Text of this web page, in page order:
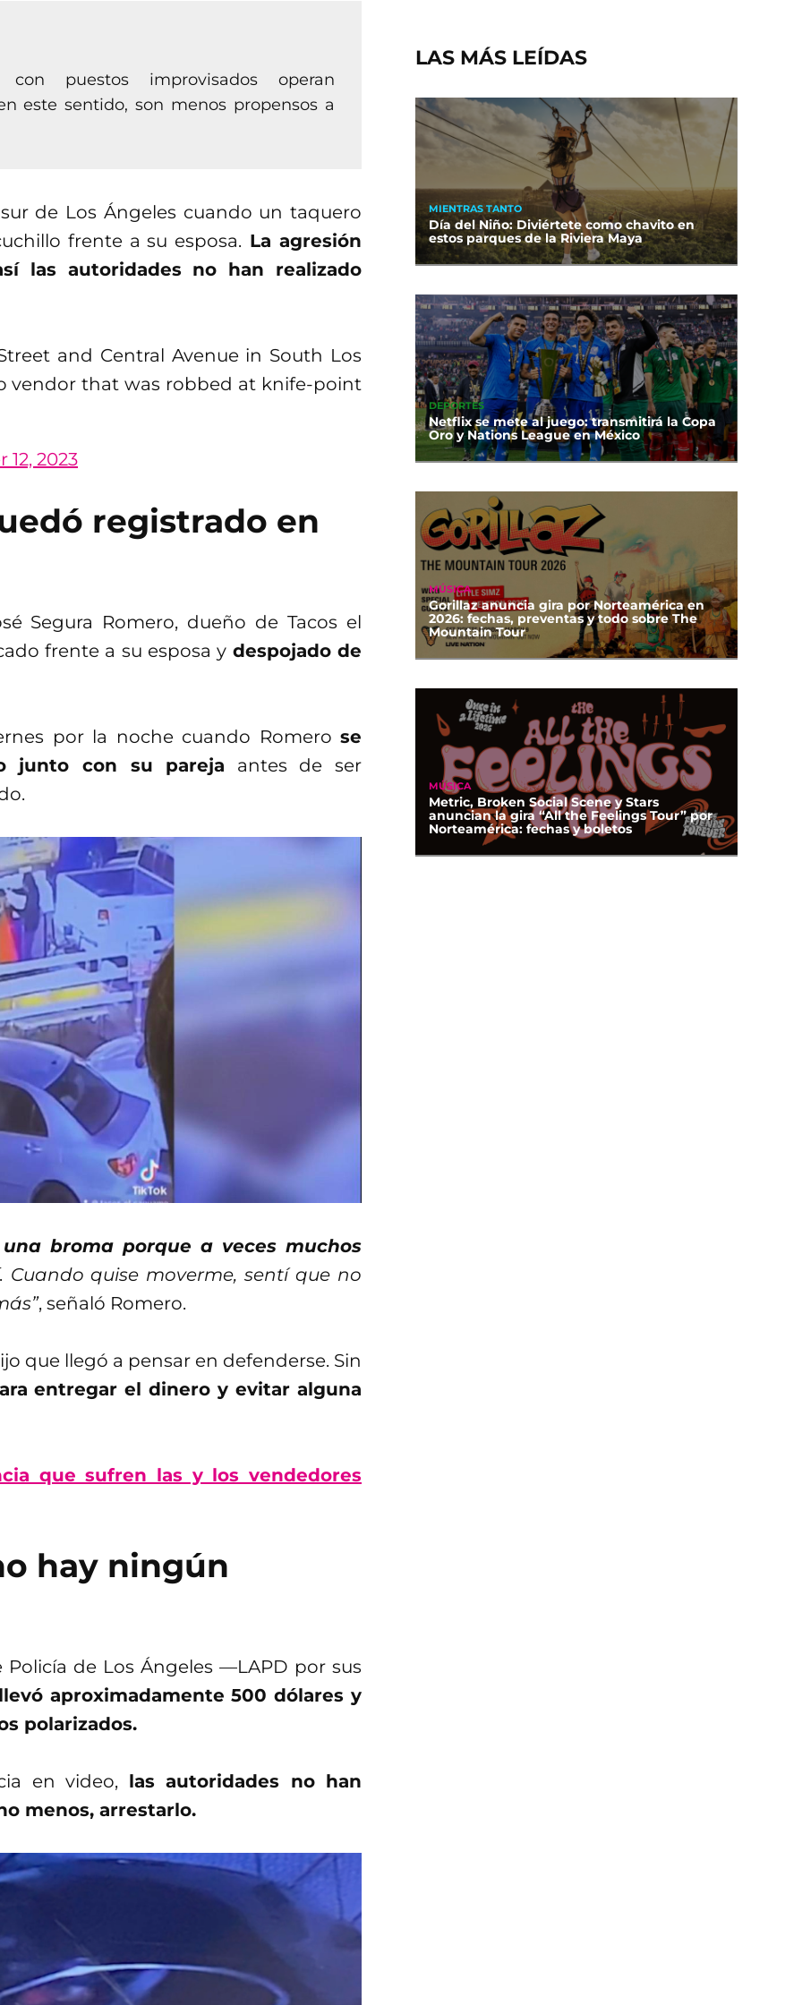
puestos improvisados operan
este sentido, son menos propensos a
de Los Ángeles cuando un taquero
frente a su esposa. La agresión
las autoridades no han realizado
and Central Avenue in South Los
vendor that was robbed at knife-point
2023
registrado en
Segura Romero, dueño de Tacos el
frente a su esposa y despojado de
por la noche cuando Romero se
junto con su pareja antes de ser
broma porque a veces muchos
Cuando quise moverme, sentí que no
, señaló Romero.
que llegó a pensar en defenderse. Sin
entregar el dinero y evitar alguna
que sufren las y los vendedores
hay ningún
de Los Ángeles —LAPD por sus
aproximadamente 500 dólares y
polarizados.
en video, las autoridades no han
menos, arrestarlo.
LAS MÁS LEÍDAS
MIENTRAS TANTO
Día del Niño: Diviértete como chavito en
estos parques de la Riviera Maya
DEPORTES
Netflix se mete al juego: transmitirá la Copa
Oro y Nations League en México
MÚSICA
Gorillaz anuncia gira por Norteamérica en
2026: fechas, preventas y todo sobre The
Mountain Tour
MÚSICA
Metric, Broken Social Scene y Stars
anuncian la gira “All the Feelings Tour” por
Norteamérica: fechas y boletos